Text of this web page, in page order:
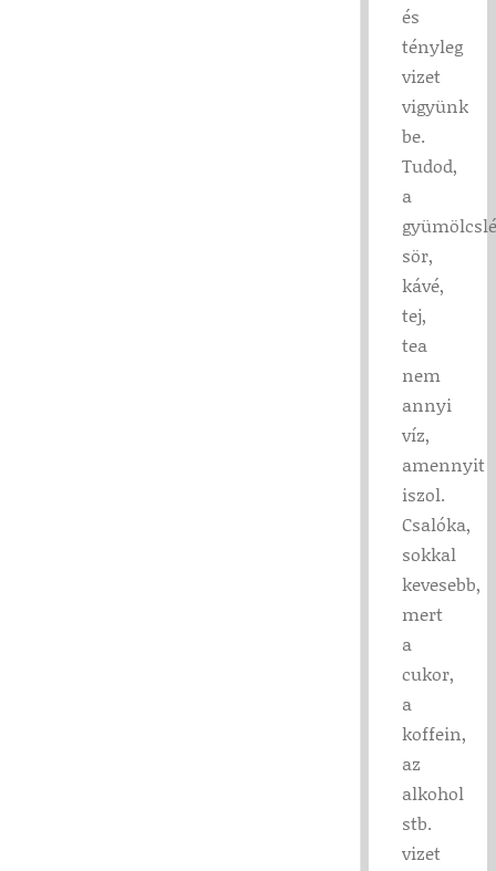
és
tényleg
vizet
vigyünk
be.
Tudod,
a
sör,
kávé,
tej,
tea
nem
annyi
víz,
amennyit
iszol.
Csalóka,
sokkal
kevesebb,
mert
a
cukor,
a
koffein,
az
alkohol
stb.
vizet